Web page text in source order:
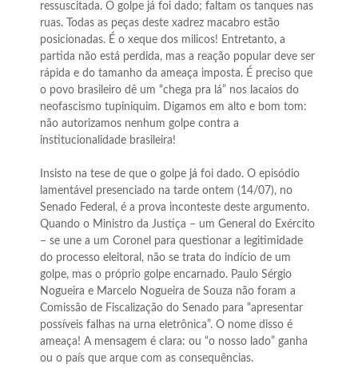
ressuscitada. O golpe já foi dado; faltam os tanques nas
ruas. Todas as peças deste xadrez macabro estão
posicionadas. É o xeque dos milicos! Entretanto, a
partida não está perdida, mas a reação popular deve ser
rápida e do tamanho da ameaça imposta. É preciso que
o povo brasileiro dê um “chega pra lá” nos lacaios do
neofascismo tupiniquim. Digamos em alto e bom tom:
não autorizamos nenhum golpe contra a
institucionalidade brasileira!
Insisto na tese de que o golpe já foi dado. O episódio
lamentável presenciado na tarde ontem (14/07), no
Senado Federal, é a prova inconteste deste argumento.
Quando o Ministro da Justiça – um General do Exército
– se une a um Coronel para questionar a legitimidade
do processo eleitoral, não se trata do indício de um
golpe, mas o próprio golpe encarnado. Paulo Sérgio
Nogueira e Marcelo Nogueira de Souza não foram a
Comissão de Fiscalização do Senado para “apresentar
possíveis falhas na urna eletrônica”. O nome disso é
ameaça! A mensagem é clara: ou “o nosso lado” ganha
ou o país que arque com as consequências.